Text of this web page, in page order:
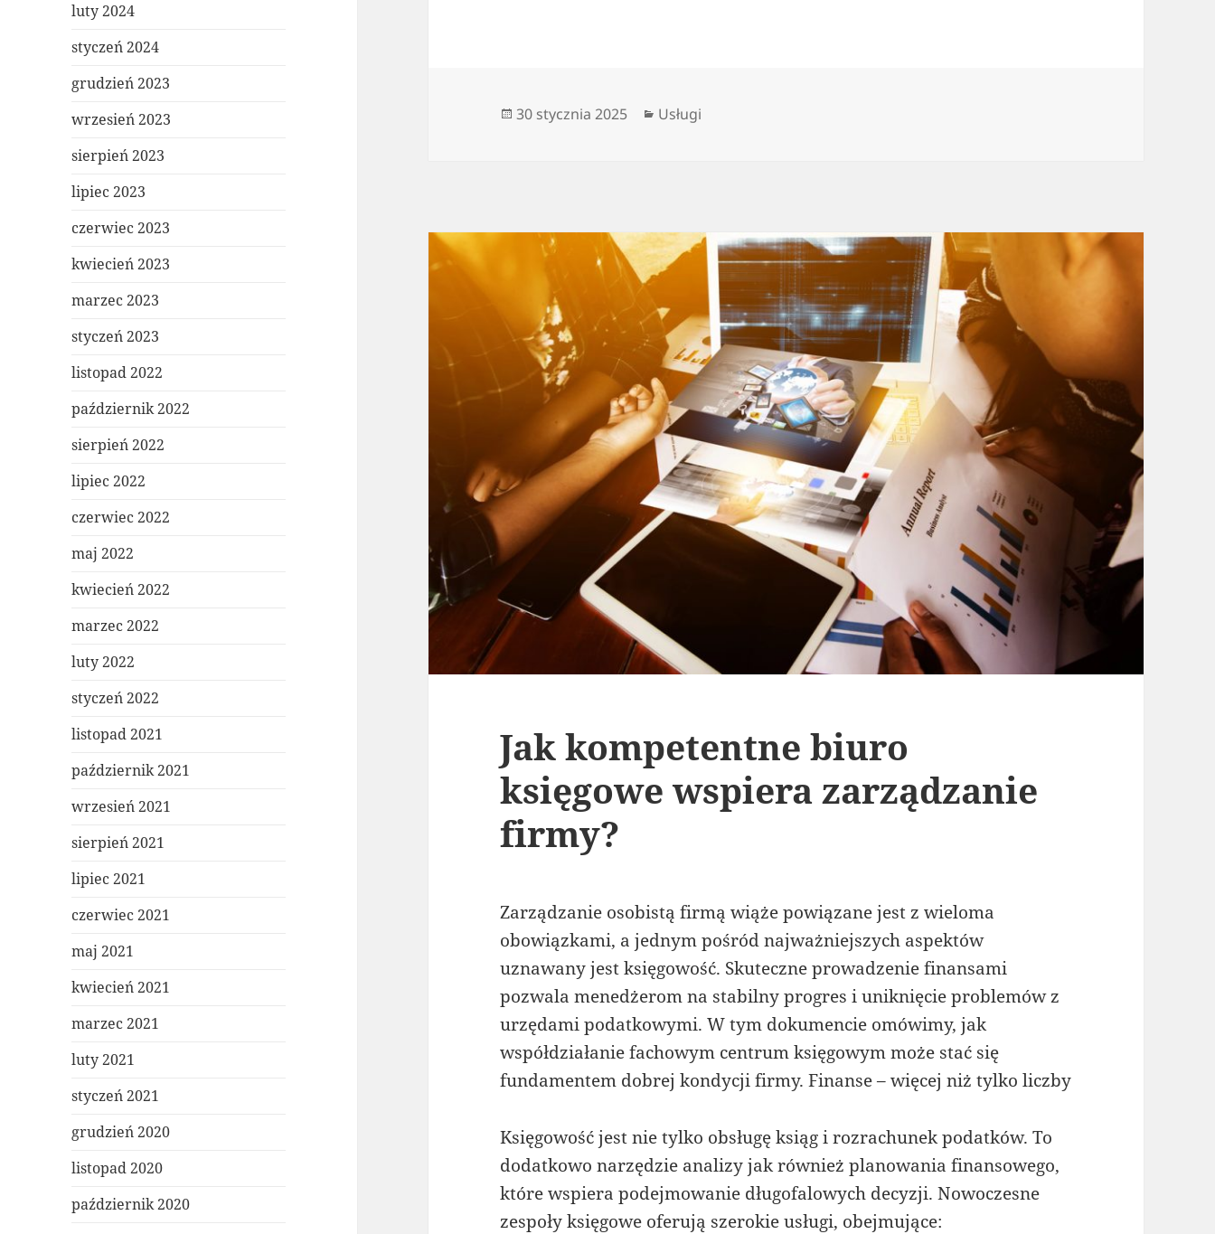
luty 2024
styczeń 2024
grudzień 2023
wrzesień 2023
sierpień 2023
lipiec 2023
czerwiec 2023
kwiecień 2023
marzec 2023
styczeń 2023
listopad 2022
październik 2022
sierpień 2022
lipiec 2022
czerwiec 2022
maj 2022
kwiecień 2022
marzec 2022
luty 2022
styczeń 2022
listopad 2021
październik 2021
wrzesień 2021
sierpień 2021
lipiec 2021
czerwiec 2021
maj 2021
kwiecień 2021
marzec 2021
luty 2021
styczeń 2021
grudzień 2020
listopad 2020
październik 2020
Data
30 stycznia 2025 Kategorie
Usługi
Jak kompetentne biuro
księgowe wspiera zarządzanie
firmy?
Zarządzanie osobistą firmą wiąże powiązane jest z wieloma
obowiązkami, a jednym pośród najważniejszych aspektów
uznawany jest księgowość. Skuteczne prowadzenie finansami
pozwala menedżerom na stabilny progres i uniknięcie problemów z
urzędami podatkowymi. W tym dokumencie omówimy, jak
współdziałanie fachowym centrum księgowym może stać się
fundamentem dobrej kondycji firmy. Finanse – więcej niż tylko liczby
Księgowość jest nie tylko obsługę ksiąg i rozrachunek podatków. To
dodatkowo narzędzie analizy jak również planowania finansowego,
które wspiera podejmowanie długofalowych decyzji. Nowoczesne
zespoły księgowe oferują szerokie usługi, obejmujące: